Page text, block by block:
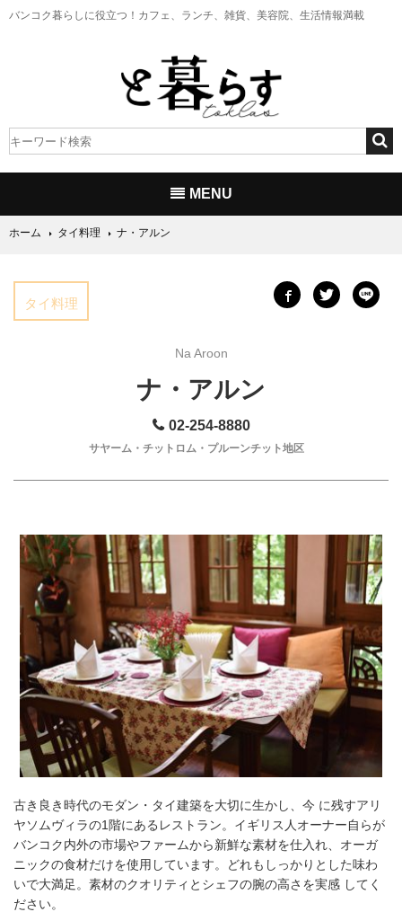
バンコク暮らしに役立つ！ カフェ、ランチ、雑貨、美容院、生活情報満載
MENU
ホーム タイ料理 ナ・アルン
タイ料理
Na Aroon
ナ・アルン
02-254-8880
サヤーム・チットロム・プルーンチット地区
古き良き時代のモダン・タイ建築を大切に生かし、今 に残すアリ
ヤソムヴィラの1階にあるレストラン。イギリス人オーナー自らが
バンコク内外の市場やファームから新鮮な素材を仕入れ、オーガ
ニックの食材だけを使用しています。どれもしっかりとした味わ
いで大満足。素材のクオリティとシェフの腕の高さを実感 してく
ださい。